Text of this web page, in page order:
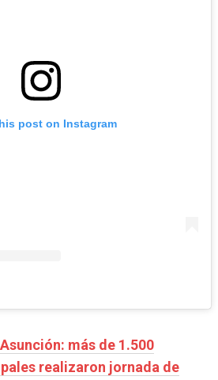
post on Instagram
más de 1.500
realizaron jornada de